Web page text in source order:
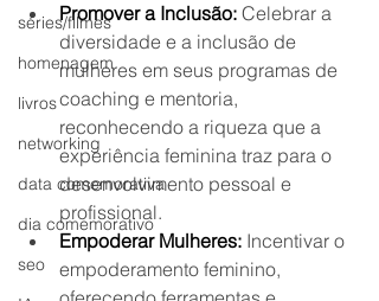
séries/filmes
homenagem
livros
networking
data comemorativa
dia comemorativo
seo
Promover a Inclusão: Celebrar a
diversidade e a inclusão de
mulheres em seus programas de
coaching e mentoria,
reconhecendo a riqueza que a
experiência feminina traz para o
desenvolvimento pessoal e
profissional.
Empoderar Mulheres: Incentivar o
empoderamento feminino,